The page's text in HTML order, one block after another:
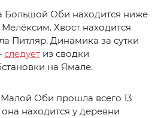
Большой Оби находится ниже
Хвост находится
Питляр. Динамика за сутки
следует из сводки
на Ямале.
Оби прошла всего 13
находится у деревни